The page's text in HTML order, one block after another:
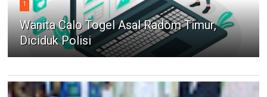
1
Wanita Calo Togel Asal Radom Timur,
Diciduk Polisi